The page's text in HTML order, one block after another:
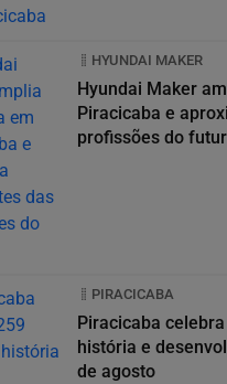
HYUNDAI MAKER
Hyundai Maker
Piracicaba e aproxima estudantes das
profissões do
PIRACICABA
Piracicaba
história e
de agosto